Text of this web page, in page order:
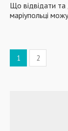
Що відвідати та
маріупольці
1 2